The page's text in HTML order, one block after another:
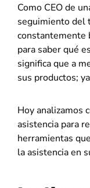
Como CEO de
seguimiento del
constantemente
para saber qué
significa que a
sus productos;
Hoy analizamos
asistencia para
herramientas
la asistencia en